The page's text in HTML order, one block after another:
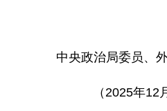
中央政治局委员、
（2025年12